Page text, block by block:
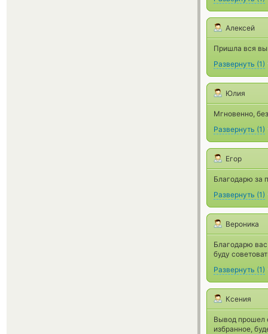
Алексей
Пришла вся
Развернуть (1)
Юлия
Мгновенно,
Развернуть (1)
Егор
Благодарю за
Развернуть (1)
Вероника
Благодарю
буду
Развернуть (1)
Ксения
Вывод прошел
избранное,